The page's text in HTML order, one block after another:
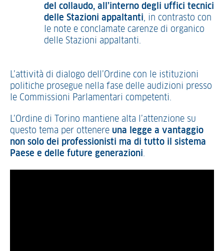
del collaudo, all’interno degli uffici tecnici
delle Stazioni appaltanti, in contrasto con
le note e conclamate carenze di organico
delle Stazioni appaltanti.
L’attività di dialogo dell’Ordine con le istituzioni
politiche prosegue nella fase delle audizioni presso
le Commissioni Parlamentari competenti.
L’Ordine di Torino mantiene alta l’attenzione su
questo tema per ottenere una legge a vantaggio
non solo dei professionisti ma di tutto il sistema
Paese e delle future generazioni.